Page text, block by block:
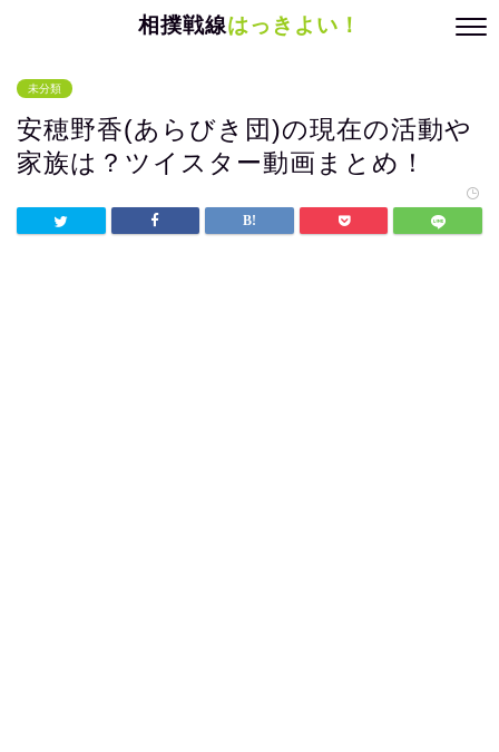
相撲戦線はっきよい！
未分類
安穂野香(あらびき団)の現在の活動や
家族は？ツイスター動画まとめ！